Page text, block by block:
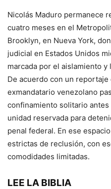
Nicolás Maduro permanece
cuatro meses en el
Brooklyn, en Nueva York,
judicial en Estados Unidos
marcada por el aislamiento
De acuerdo con un reportaje
exmandatario venezolano
confinamiento solitario
unidad reservada para
penal federal. En ese
estrictas de reclusión, con
comodidades limitadas.
LEE LA BIBLIA